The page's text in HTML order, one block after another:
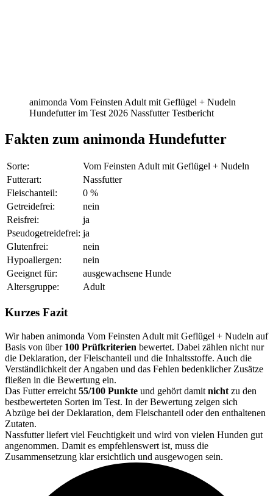
animonda Vom Feinsten Adult mit Geflügel + Nudeln
Hundefutter im Test 2026 Nassfutter Testbericht
Fakten zum animonda Hundefutter
Sorte:
Vom Feinsten Adult mit Geflügel + Nudeln
Futterart:
Nassfutter
Fleischanteil:
0 %
Getreidefrei:
nein
Reisfrei:
ja
Pseudogetreidefrei: ja
Glutenfrei:
nein
Hypoallergen:
nein
Geeignet für:
ausgewachsene Hunde
Altersgruppe:
Adult
Kurzes Fazit
Wir haben animonda Vom Feinsten Adult mit Geflügel + Nudeln auf
Basis von über 100 Prüfkriterien bewertet. Dabei zählen nicht nur
die Deklaration, der Fleischanteil und die Inhaltsstoffe. Auch die
Verständlichkeit der Angaben und das Fehlen bedenklicher Zusätze
fließen in die Bewertung ein.
Das Futter erreicht 55/100 Punkte und gehört damit nicht zu den
bestbewerteten Sorten im Test. In der Bewertung zeigen sich
Abzüge bei der Deklaration, dem Fleischanteil oder den enthaltenen
Zutaten.
Nassfutter liefert viel Feuchtigkeit und wird von vielen Hunden gut
angenommen. Damit es empfehlenswert ist, muss die
Zusammensetzung klar ersichtlich und ausgewogen sein.